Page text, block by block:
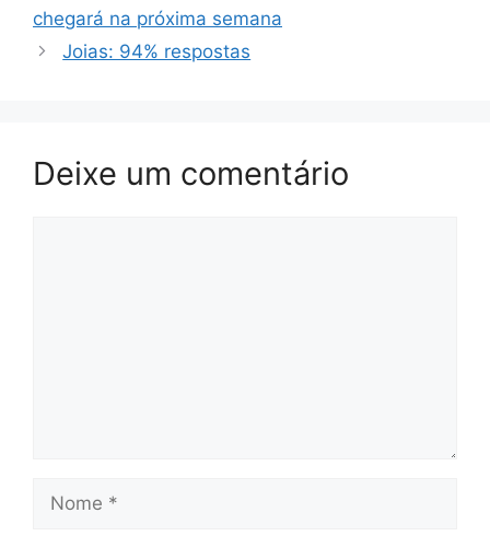
chegará na próxima semana
Joias: 94% respostas
Deixe um comentário